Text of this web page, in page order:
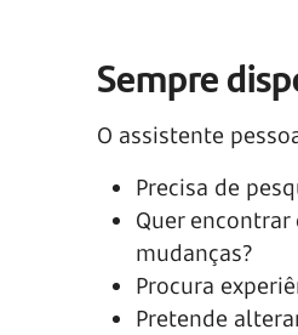
Sempre
O assistente
Precisa de
Quer
mudanças?
Procura
Pretende